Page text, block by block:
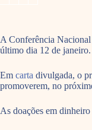
A Conferência
último dia 12 de janeiro.
Em carta divulgada, o
promoverem, no
As doações em dinheiro